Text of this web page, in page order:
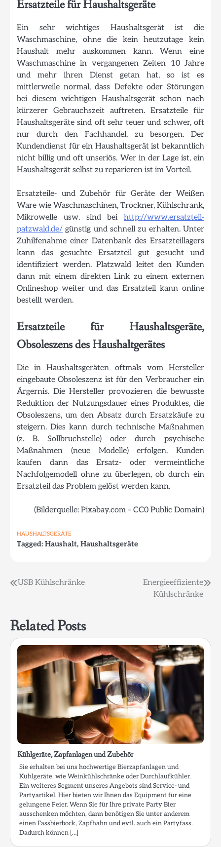
Ersatzteile für Haushaltsgeräte
Ein sehr wichtiges Haushaltsgerät ist die
Waschmaschine, ohne die kein heutzutage kein
Haushalt mehr auskommen kann. Wenn eine
Waschmaschine in vergangenen Zeiten 10 Jahre
und mehr ihren Dienst getan hat, so ist es
mittlerweile normal, dass Defekte oder Störungen
bei diesem wichtigen Haushaltsgerät schon nach
kürzerer Gebrauchszeit auftreten. Ersatzteile für
Haushaltsgeräte sind oft sehr teuer und schwer, oft
nur durch den Fachhandel, zu besorgen. Der
Kundendienst für ein Haushaltsgerät ist bekanntlich
nicht billig und oft unseriös. Wer in der Lage ist, ein
Haushaltsgerät selbst zu reparieren ist im Vorteil.
Ersatzteile- und Zubehör für Geräte der Weißen
Ware wie Waschmaschinen, Trockner, Kühlschrank,
Mikrowelle usw. sind bei http://www.ersatzteil-
patzwald.de/ günstig und schnell zu erhalten. Unter
Zuhilfenahme einer Datenbank des Ersatzteillagers
kann das gesuchte Ersatzteil gut gesucht und
identifiziert werden. Platzwald leitet den Kunden
dann mit einem direkten Link zu einem externen
Onlineshop weiter und das Ersatzteil kann online
bestellt werden.
Ersatzteile für Haushaltsgeräte,
Obsoleszens des Haushaltgerätes
Die in Haushaltsgeräten oftmals vom Hersteller
eingebaute Obsoleszenz ist für den Verbraucher ein
Ärgernis. Die Hersteller provozieren die bewusste
Reduktion der Nutzungsdauer eines Produktes, die
Obsoleszens, um den Absatz durch Ersatzkäufe zu
steigern. Dies kann durch technische Maßnahmen
(z. B. Sollbruchstelle) oder durch psychische
Maßnahmen (neue Modelle) erfolgen. Kunden
kaufen dann das Ersatz- oder vermeintliche
Nachfolgemodell ohne zu überlegen, ob durch ein
Ersatzteil das Problem gelöst werden kann.
(Bilderquelle: Pixabay.com – CC0 Public Domain)
HAUSHALTSGERÄTE
Tagged: Haushalt, Haushaltsgeräte
Beitragsnavigation
USB Kühlschränke
Energieeffiziente
Kühlschränke
Related Posts
Kühlgeräte, Zapfanlagen und Zubehör
Sie erhalten bei uns hochwertige Bierzapfanlagen und
Kühlgeräte, wie Weinkühlschränke oder Durchlaufkühler.
Ein weiteres Segment unseres Angebots sind Service- und
Partyartikel. Hier bieten wir Ihnen das Equipment für eine
gelungene Feier. Wenn Sie für Ihre private Party Bier
ausschenken möchten, dann benötigen Sie unter anderem
einen Fassbierbock, Zapfhahn und evtl. auch ein Partyfass.
Dadurch können […]